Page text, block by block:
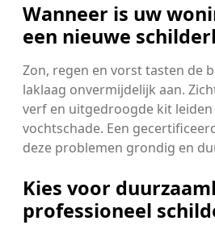
Wanneer is uw
een nieuwe
Zon, regen en vorst tasten de
laklaag onvermijdelijk aan.
verf en uitgedroogde kit
vochtschade. Een
deze problemen grondig en
Kies voor
professioneel